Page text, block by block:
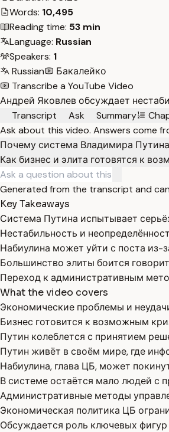
Words: 10,495
Reading time: 53 min
Language: Russian
Speakers: 1
Russian
Бакалейко
Transcribe a YouTube Video
Андрей Яковлев обсуждает
Transcript
Ask Summary
Ask about this video. Answers come
Почему система Владимира
Как бизнес и элита готовятся к
Generated from the transcript and
Key Takeaways
Система Путина испытывает
Нестабильность и
Набиулина может уйти с поста из-
Большинство элиты боится
Переход к административным
What the video covers
Экономические проблемы и
Бизнес готовится к возможным
Путин колеблется с принятием
Путин живёт в своём мире, где
Набиулина, глава ЦБ, может
В системе остаётся мало людей с
Административные методы
Экономическая политика ЦБ
Обсуждается роль ключевых